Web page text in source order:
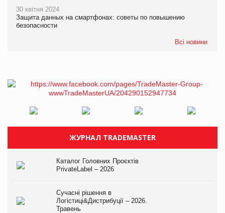
30 квітня 2024
Защита данных на смартфонах: советы по повышению
безопасности
Всі новини
ЖУРНАЛ TRADEMASTER
Каталог Головних Проєктів
PrivateLabel – 2026
Сучасні рішення в
Логістиці&Дистрибуції – 2026.
Травень